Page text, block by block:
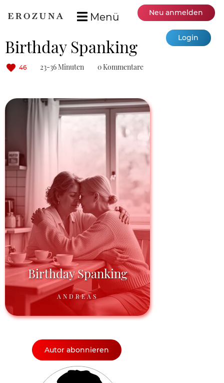
Menü Neu anmelden
Login
Birthday Spanking
46 23-36 Minuten 0 Kommentare
Birthday Spanking
ANDREAS
Autor abonnieren